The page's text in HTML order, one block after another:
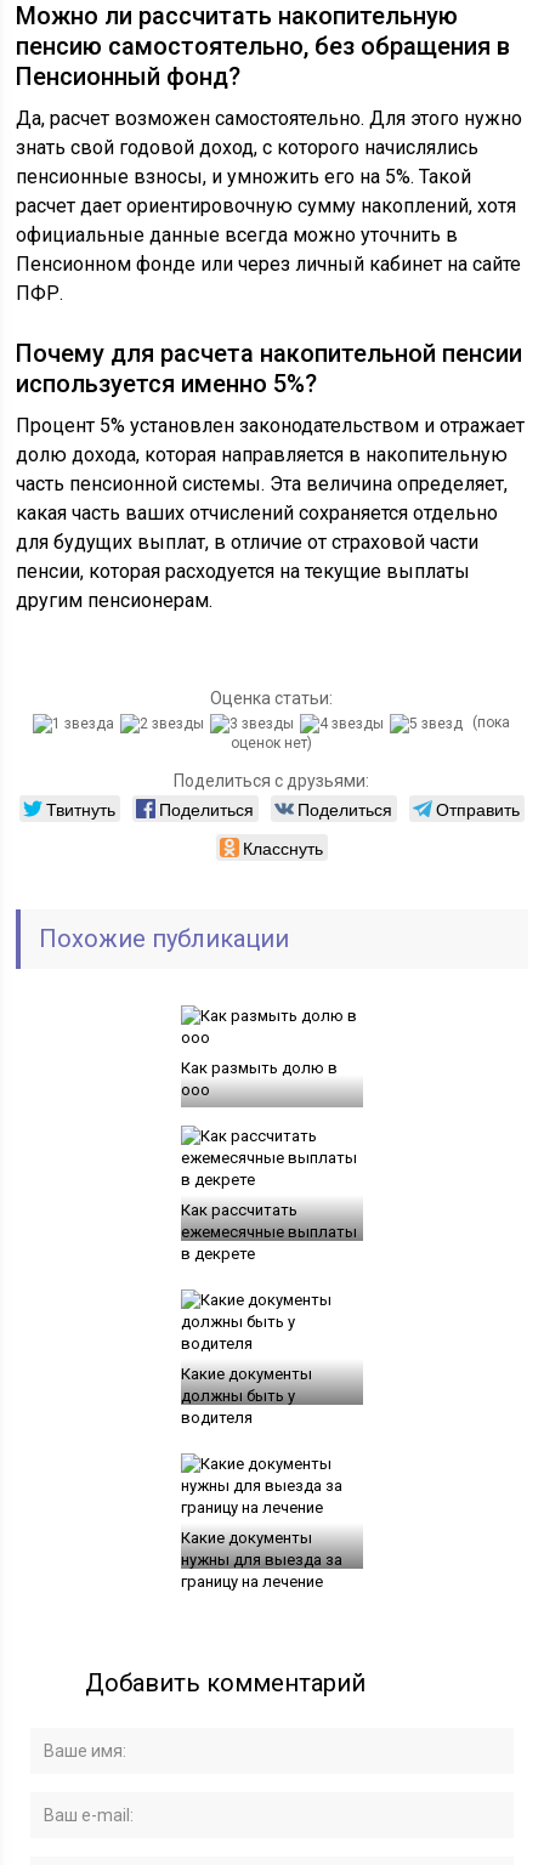
Можно ли рассчитать накопительную
пенсию самостоятельно, без обращения в
Пенсионный фонд?
Да, расчет возможен самостоятельно. Для этого нужно
знать свой годовой доход, с которого начислялись
пенсионные взносы, и умножить его на 5%. Такой
расчет дает ориентировочную сумму накоплений, хотя
официальные данные всегда можно уточнить в
Пенсионном фонде или через личный кабинет на сайте
ПФР.
Почему для расчета накопительной пенсии
используется именно 5%?
Процент 5% установлен законодательством и отражает
долю дохода, которая направляется в накопительную
часть пенсионной системы. Эта величина определяет,
какая часть ваших отчислений сохраняется отдельно
для будущих выплат, в отличие от страховой части
пенсии, которая расходуется на текущие выплаты
другим пенсионерам.
Оценка статьи:
(пока
оценок нет)
Поделиться с друзьями:
Твитнуть Поделиться Поделиться
Отправить
Класснуть
Похожие публикации
Как размыть долю в
ооо
Как рассчитать
ежемесячные выплаты
в декрете
Какие документы
должны быть у
водителя
Какие документы
нужны для выезда за
границу на лечение
Добавить комментарий